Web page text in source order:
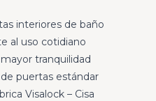
interiores de baño
al uso cotidiano
tranquilidad
puertas estándar
Visalock – Cisa